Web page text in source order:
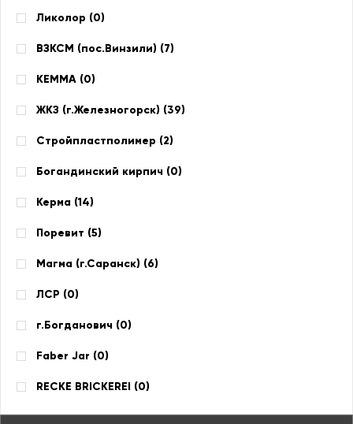
Ликолор (0)
ВЗКСМ (пос.Винзили) (7)
КЕММА (0)
ЖКЗ (г.Железногорск) (39)
Стройпластполимер (2)
Богандинский кирпич (0)
Керма (14)
Поревит (5)
Магма (г.Саранск) (6)
ЛСР (0)
г.Богданович (0)
Faber Jar (0)
RECKE BRICKEREI (0)